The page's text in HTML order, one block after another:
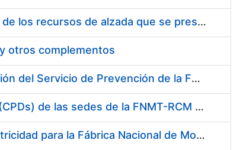
Servicios de una empresa externa para el asesoramiento y resolución de los recursos de alzada que se presentan relacionados con procesos de selección para la FNMT-RCM
otros complementos
Servicio de Calibración y Verificación Externa de los Equipos de Medición del Servicio de Prevención de la FNMT-RCM
Conexión mediante Fibra Óptica de los Centros de Proceso de Datos (CPDs) de las sedes de la FNMT-RCM de Burgos y Madrid
Contratación de acuerdo marco para el Suministro de Material de Electricidad para la Fábrica Nacional de Moneda y Timbre-Real Casa de la Moneda en su centro de trabajo de Burgos